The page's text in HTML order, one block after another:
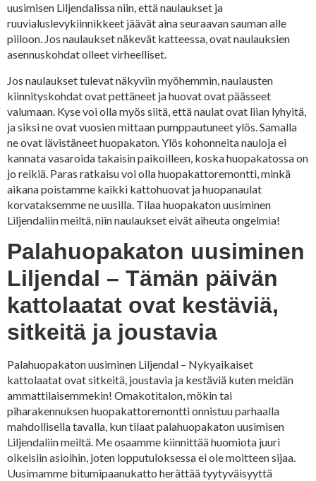
uusimisen Liljendalissa niin, että naulaukset ja
ruuvialuslevykiinnikkeet jäävät aina seuraavan sauman alle
piiloon. Jos naulaukset näkevät katteessa, ovat naulauksien
asennuskohdat olleet virheelliset.
Jos naulaukset tulevat näkyviin myöhemmin, naulausten
kiinnityskohdat ovat pettäneet ja huovat ovat päässeet
valumaan. Kyse voi olla myös siitä, että naulat ovat liian lyhyitä,
ja siksi ne ovat vuosien mittaan pumppautuneet ylös. Samalla
ne ovat lävistäneet huopakaton. Ylös kohonneita nauloja ei
kannata vasaroida takaisin paikoilleen, koska huopakatossa on
jo reikiä. Paras ratkaisu voi olla huopakattoremontti, minkä
aikana poistamme kaikki kattohuovat ja huopanaulat
korvataksemme ne uusilla. Tilaa huopakaton uusiminen
Liljendaliin meiltä, niin naulaukset eivät aiheuta ongelmia!
Palahuopakaton uusiminen
Liljendal – Tämän päivän
kattolaatat ovat kestäviä,
sitkeitä ja joustavia
Palahuopakaton uusiminen Liljendal – Nykyaikaiset
kattolaatat ovat sitkeitä, joustavia ja kestäviä kuten meidän
ammattilaisemmekin! Omakotitalon, mökin tai
piharakennuksen huopakattoremontti onnistuu parhaalla
mahdollisella tavalla, kun tilaat palahuopakaton uusimisen
Liljendaliin meiltä. Me osaamme kiinnittää huomiota juuri
oikeisiin asioihin, joten lopputuloksessa ei ole moitteen sijaa.
Uusimamme bitumipaanukatto herättää tyytyväisyyttä